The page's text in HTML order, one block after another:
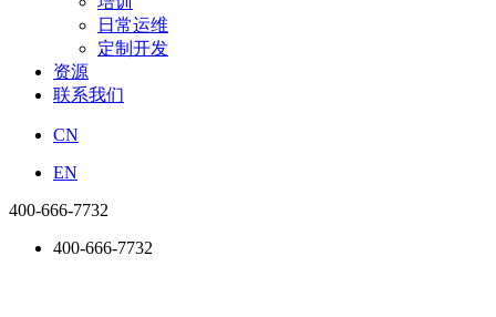
日常运维
定制开发
资源
联系我们
CN
EN
400-666-7732
400-666-7732